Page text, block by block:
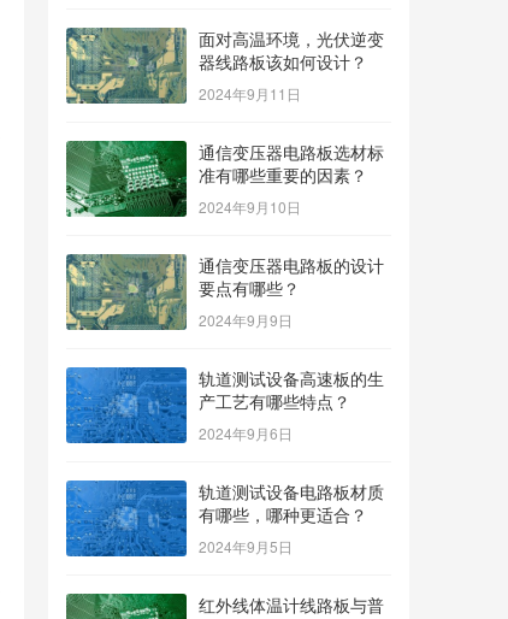
面对高温环境，光伏逆变
器线路板该如何设计？
2024年9月11日
通信变压器电路板选材标
准有哪些重要的因素？
2024年9月10日
通信变压器电路板的设计
要点有哪些？
2024年9月9日
轨道测试设备高速板的生
产工艺有哪些特点？
2024年9月6日
轨道测试设备电路板材质
有哪些，哪种更适合？
2024年9月5日
红外线体温计线路板与普